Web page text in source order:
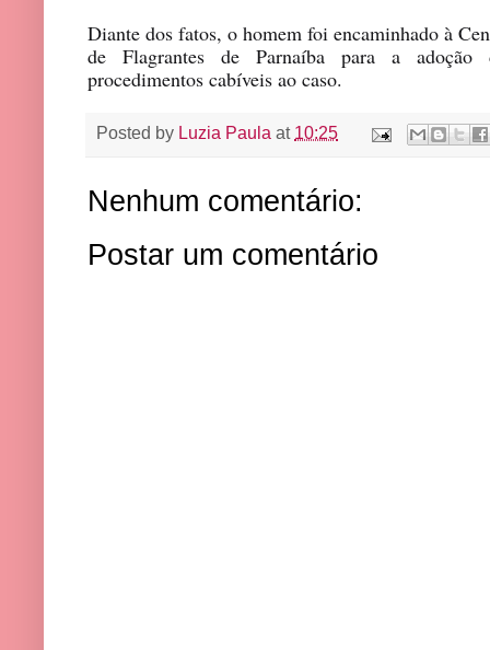
Diante dos fatos, o homem foi encaminhado à
de Flagrantes de Parnaíba para a adoção
procedimentos cabíveis ao caso.
Posted by Luzia Paula at 10:25
Nenhum comentário:
Postar um comentário